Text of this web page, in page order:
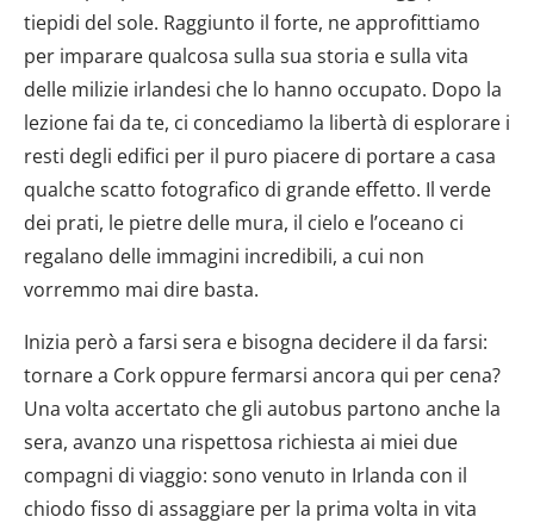
tiepidi del sole. Raggiunto il forte, ne approfittiamo
per imparare qualcosa sulla sua storia e sulla vita
delle milizie irlandesi che lo hanno occupato. Dopo la
lezione fai da te, ci concediamo la libertà di esplorare i
resti degli edifici per il puro piacere di portare a casa
qualche scatto fotografico di grande effetto. Il verde
dei prati, le pietre delle mura, il cielo e l’oceano ci
regalano delle immagini incredibili, a cui non
vorremmo mai dire basta.
Inizia però a farsi sera e bisogna decidere il da farsi:
tornare a Cork oppure fermarsi ancora qui per cena?
Una volta accertato che gli autobus partono anche la
sera, avanzo una rispettosa richiesta ai miei due
compagni di viaggio: sono venuto in Irlanda con il
chiodo fisso di assaggiare per la prima volta in vita